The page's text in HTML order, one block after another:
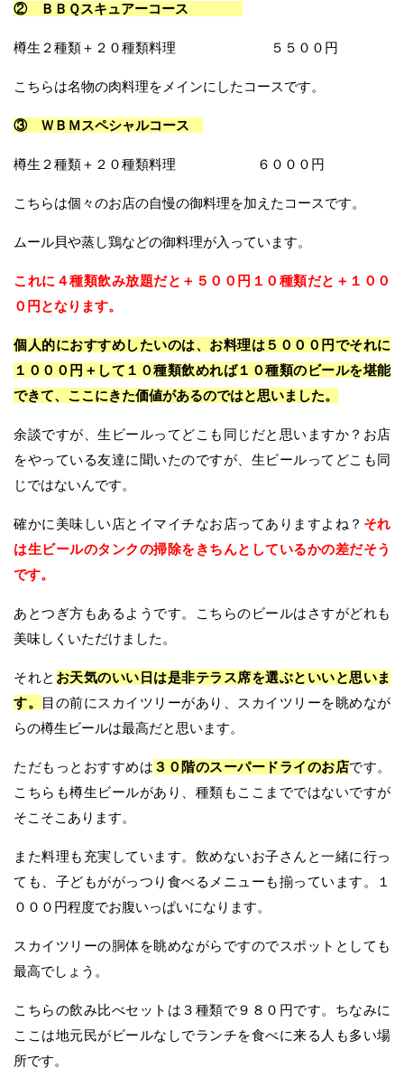
② ＢＢＱスキュアーコース
樽生２種類＋２０種類料理 ５５００円
こちらは名物の肉料理をメインにしたコースです。
③ ＷＢＭスペシャルコース
樽生２種類＋２０種類料理 ６０００円
こちらは個々のお店の自慢の御料理を加えたコースです。
ムール貝や蒸し鶏などの御料理が入っています。
これに４種類飲み放題だと＋５００円１０種類だと＋１００
０円となります。
個人的におすすめしたいのは、お料理は５０００円でそれに
１０００円＋して１０種類飲めれば１０種類のビールを堪能
できて、ここにきた価値があるのではと思いました。
余談ですが、生ビールってどこも同じだと思いますか？お店
をやっている友達に聞いたのですが、生ビールってどこも同
じではないんです。
確かに美味しい店とイマイチなお店ってありますよね？ それ
は生ビールのタンクの掃除をきちんとしているかの差だそう
です。
あとつぎ方もあるようです。こちらのビールはさすがどれも
美味しくいただけました。
それと お天気のいい日は是非テラス席を選ぶといいと思いま
す。
目の前にスカイツリーがあり、スカイツリーを眺めなが
らの樽生ビールは最高だと思います。
ただもっとおすすめは ３０階のスーパードライのお店です。
こちらも樽生ビールがあり、種類もここまでではないですが
そこそこあります。
また料理も充実しています。飲めないお子さんと一緒に行っ
ても、子どもががっつり食べるメニューも揃っています。１
０００円程度でお腹いっぱいになります。
スカイツリーの胴体を眺めながらですのでスポットとしても
最高でしょう。
こちらの飲み比べセットは３種類で９８０円です。ちなみに
ここは地元民がビールなしでランチを食べに来る人も多い場
所です。